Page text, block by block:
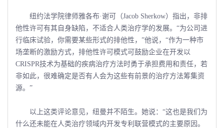
纽约法学院律师雅各布·谢可（Jacob Sherkow）指出，非排
他性许可有其自身缺陷，不适合人类治疗学的发展。“为公司进
行临床试验，你需要某些形式的排他性，”他说，“作为一种市
场垄断的激励方式，排他性许可模式可鼓励企业在开发以
CRISPR技术为基础的疾病治疗方法时勇于承担费用和责任，若
非如此，很难确定是否有人会为这些有前景的治疗方法筹集资
源。”
以上这类评论意见，纽曼并不陌生。她说：“这也是我们为
什么还未能在人类治疗领域内开发专利联营模式的主要原因。